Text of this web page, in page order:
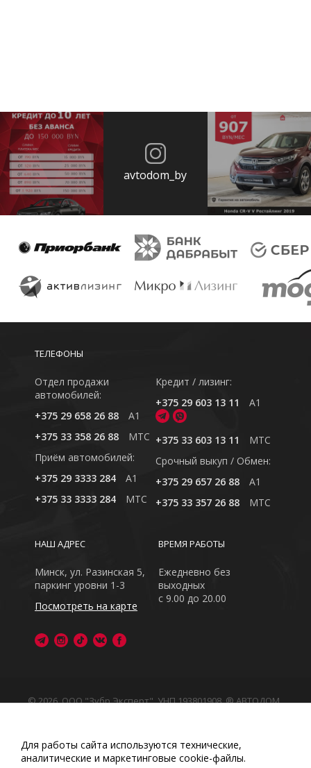
avtodom_by
ТЕЛЕФОНЫ
Отдел продажи
автомобилей:
+375 29 658 26 88
A1
+375 33 358 26 88
MTC
Приём автомобилей:
+375 29 3333 284
A1
+375 33 3333 284
MTC
Кредит / лизинг:
+375 29 603 13 11
A1
+375 33 603 13 11
MTC
Cрочный выкуп / Обмен:
+375 29 657 26 88
A1
+375 33 357 26 88
MTC
ВРЕМЯ РАБОТЫ
Ежедневно без
выходных
с 9.00 до 20.00
НАШ АДРЕС
Минск, ул. Разинская 5,
паркинг уровни 1-3
Посмотреть на карте
© 2026, ООО "Зубр Эксперт", УНП 193801908. ® АВТОДОМ
Обращаем Ваше внимание на то, что данный интернет-
сайт носит исключительно информационный характер
Любое использование либо копирование материалов
Для работы сайта используются технические,
аналитические и маркетинговые сооkіе-файлы.